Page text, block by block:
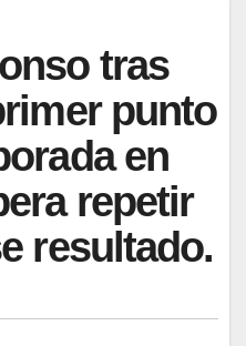
tras
punto
en
repetir
resultado.